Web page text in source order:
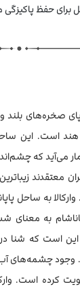
برای حفظ
صخره‌های بلند
هند است. این
که
معتقدند
وارکالا به
پاپاناشام به
این است که شنا
چشمه‌های
کرده است.